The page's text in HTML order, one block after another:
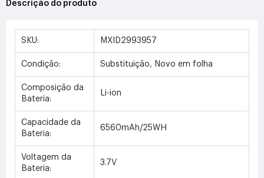
Descrição do produto
SKU: MXID2993957
Condição: Substituição, Novo em folha
Composição da
Bateria:
Li-ion
Capacidade da
Bateria:
6560mAh/25WH
Voltagem da
Bateria:
3.7V